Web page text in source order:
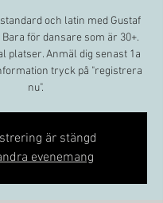
och latin med Gustaf
för dansare som är 30+.
platser. Anmäl dig senast 1a
tryck på "registrera
nu".
är stängd
evenemang